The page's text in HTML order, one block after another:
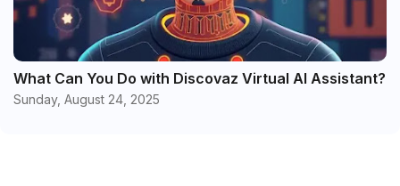
What Can You Do with Discovaz Virtual AI Assistant?
Sunday, August 24, 2025